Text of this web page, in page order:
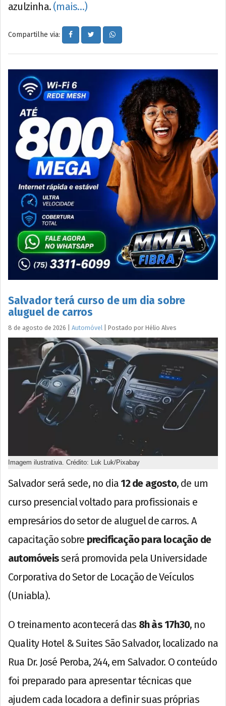
azulzinha. (mais…)
Compartilhe via:
Salvador terá curso de um dia sobre
aluguel de carros
8 de agosto de 2026 Automóvel Postado por Hélio Alves
Imagem ilustrativa. Crédito: Luk Luk/Pixabay
Salvador será sede, no dia 12 de agosto, de um
curso presencial voltado para profissionais e
empresários do setor de aluguel de carros. A
capacitação sobre precificação para locação de
automóveisserá promovida pela Universidade
Corporativa do Setor de Locação de Veículos
(Uniabla).
O treinamento acontecerá das 8h às 17h30, no
Quality Hotel & Suites São Salvador, localizado na
Rua Dr. José Peroba, 244, em Salvador. O conteúdo
foi preparado para apresentar técnicas que
ajudem cada locadora a definir suas próprias